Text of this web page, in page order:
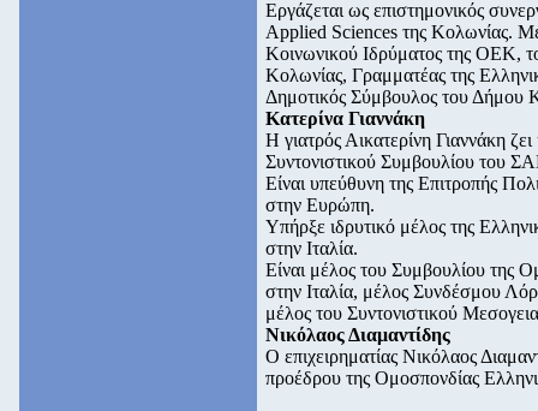
Εργάζεται ως επιστημονικός
Applied Sciences της Κολωνίας.
Κοινωνικού Ιδρύματος της ΟΕΚ,
Κολωνίας, Γραμματέας της
Δημοτικός Σύμβουλος του Δήμου
Κατερίνα Γιαννάκη
Η γιατρός Αικατερίνη Γιαννάκη
Συντονιστικού Συμβουλίου του
Είναι υπεύθυνη της Επιτροπής
στην Ευρώπη.
Υπήρξε ιδρυτικό μέλος της
στην Ιταλία.
Είναι μέλος του Συμβουλίου της
στην Ιταλία, μέλος Συνδέσμου
μέλος του Συντονιστικού
Νικόλαος Διαμαντίδης
Ο επιχειρηματίας Νικόλαος
προέδρου της Ομοσπονδίας